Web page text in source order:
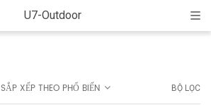
U7-Outdoor
SẮP XẾP THEO PHỔ BIẾN BỘ LỌC